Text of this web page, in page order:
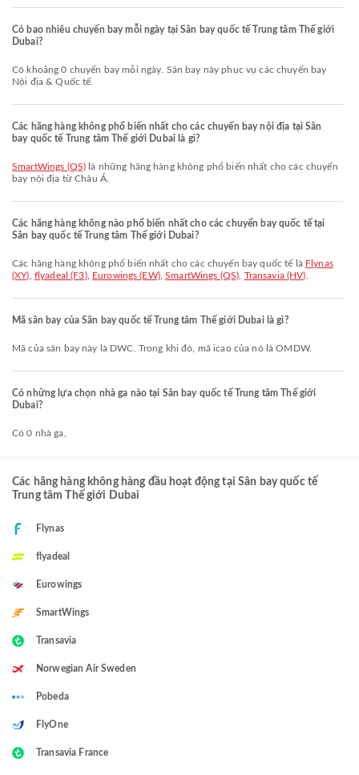
Có bao nhiêu chuyến bay mỗi ngày tại Sân bay quốc tế Trung tâm Thế giới
Dubai?
Có khoảng 0 chuyến bay mỗi ngày. Sân bay này phục vụ các chuyến bay
Nội địa & Quốc tế.
Các hãng hàng không phổ biến nhất cho các chuyến bay nội địa tại Sân
bay quốc tế Trung tâm Thế giới Dubai là gì?
SmartWings (QS) là những hãng hàng không phổ biến nhất cho các chuyến
bay nội địa từ Châu Á.
Các hãng hàng không nào phổ biến nhất cho các chuyến bay quốc tế tại
Sân bay quốc tế Trung tâm Thế giới Dubai?
Các hãng hàng không phổ biến nhất cho các chuyến bay quốc tế là Flynas
(XY) flyadeal (F3), Eurowings (EW),SmartWings (QS) Transavia (HV)
Mã sân bay của Sân bay quốc tế Trung tâm Thế giới Dubai là gì?
Mã của sân bay này là DWC. Trong khi đó, mã icao của nó là OMDW.
Có những lựa chọn nhà ga nào tại Sân bay quốc tế Trung tâm Thế giới
Dubai?
Có 0 nhà ga,
Các hãng hàng không hàng đầu hoạt động tại Sân bay quốc tế
Trung tâm Thế giới Dubai
Flynas
flyadeal
Eurowings
SmartWings
Transavia
Norwegian Air Sweden
Pobeda
FlyOne
Transavia France